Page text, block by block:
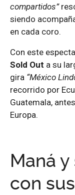
compartidos”
siendo
en cada coro.
Con este
Sold Out a su
gira “México
recorrido por
Guatemala,
Europa.
Maná
con